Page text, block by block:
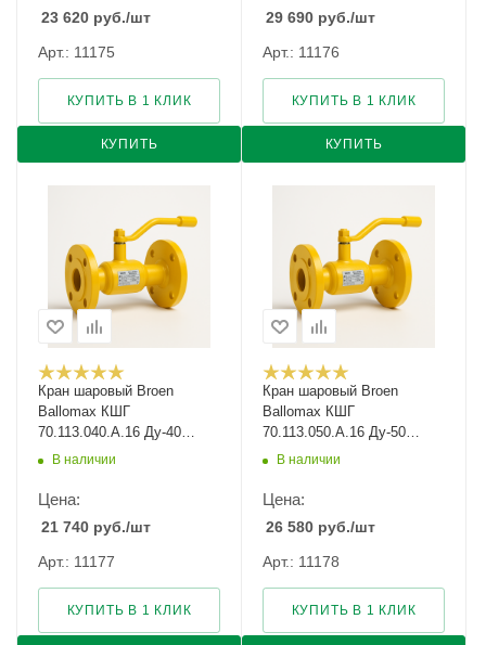
23 620 руб./шт
Арт.: 11175
КУПИТЬ
КУПИТЬ В 1 КЛИК
29 690 руб./шт
Арт.: 11176
КУПИТЬ
КУПИТЬ В 1 КЛИК
Кран шаровый Broen
Ballomax КШГ
70.113.040.А.16 Ду-40
Ру-16
В наличии
Цена:
21 740 руб./шт
Арт.: 11177
КУПИТЬ В 1 КЛИК
Кран шаровый Broen
Ballomax КШГ
70.113.050.А.16 Ду-50
Ру-16
В наличии
Цена:
26 580 руб./шт
Арт.: 11178
КУПИТЬ В 1 КЛИК